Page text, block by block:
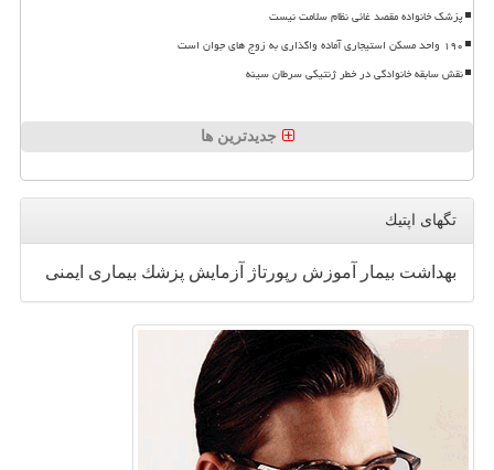
پزشک خانواده مقصد غائی نظام سلامت نیست
۱۹۰ واحد مسکن استیجاری آماده واگذاری به زوج های جوان است
نقش سابقه خانوادگی در خطر ژنتیکی سرطان سینه
جدیدترین ها
تگهای اپتیك
بهداشت بیمار آموزش رپورتاژ آزمایش پزشك بیماری ایمنی